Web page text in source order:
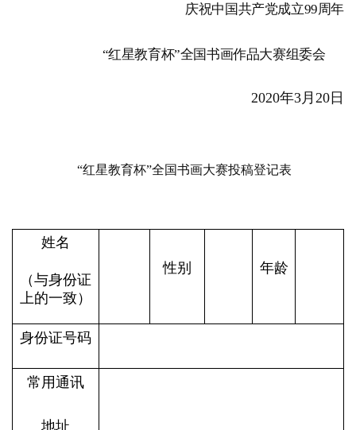
庆祝中国共产党成立99周年
“红星教育杯”全国书画作品大赛组委会
2020年3月20日
“红星教育杯”全国书画大赛投稿登记表
姓名
（与身份证
上的一致）
性别 年龄
身份证号码
常用通讯
地址